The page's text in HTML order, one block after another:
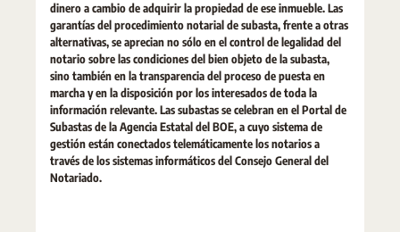
dinero a cambio de adquirir la propiedad de ese inmueble. Las
garantías del procedimiento notarial de subasta, frente a otras
alternativas, se aprecian no sólo en el control de legalidad del
notario sobre las condiciones del bien objeto de la subasta,
sino también en la transparencia del proceso de puesta en
marcha y en la disposición por los interesados de toda la
información relevante. Las subastas se celebran en el Portal de
Subastas de la Agencia Estatal del BOE, a cuyo sistema de
gestión están conectados telemáticamente los notarios a
través de los sistemas informáticos del Consejo General del
Notariado.